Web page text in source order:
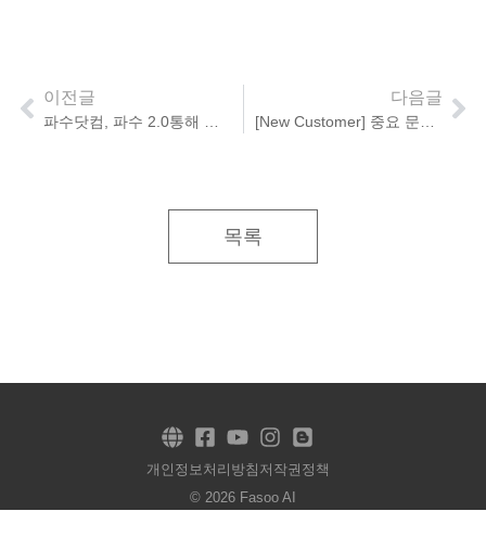
이전글 다음글
목록
개인정보처리방침 저작권정책
© 2026 Fasoo AI